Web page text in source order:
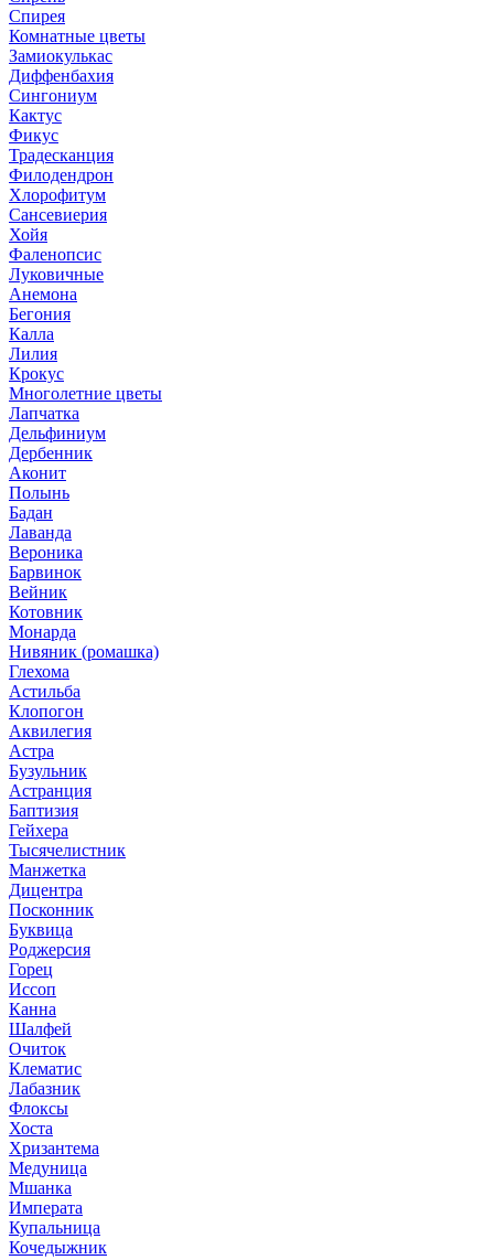
Спирея
Комнатные цветы
Замиокулькас
Диффенбахия
Сингониум
Кактус
Фикус
Традесканция
Филодендрон
Хлорофитум
Сансевиерия
Хойя
Фаленопсис
Луковичные
Анемона
Бегония
Калла
Лилия
Крокус
Многолетние цветы
Лапчатка
Дельфиниум
Дербенник
Аконит
Полынь
Бадан
Лаванда
Вероника
Барвинок
Вейник
Котовник
Монарда
Нивяник (ромашка)
Глехома
Астильба
Клопогон
Аквилегия
Астра
Бузульник
Астранция
Баптизия
Гейхера
Тысячелистник
Манжетка
Дицентра
Посконник
Буквица
Роджерсия
Горец
Иссоп
Канна
Шалфей
Очиток
Клематис
Лабазник
Флоксы
Хоста
Хризантема
Медуница
Мшанка
Императа
Купальница
Кочедыжник